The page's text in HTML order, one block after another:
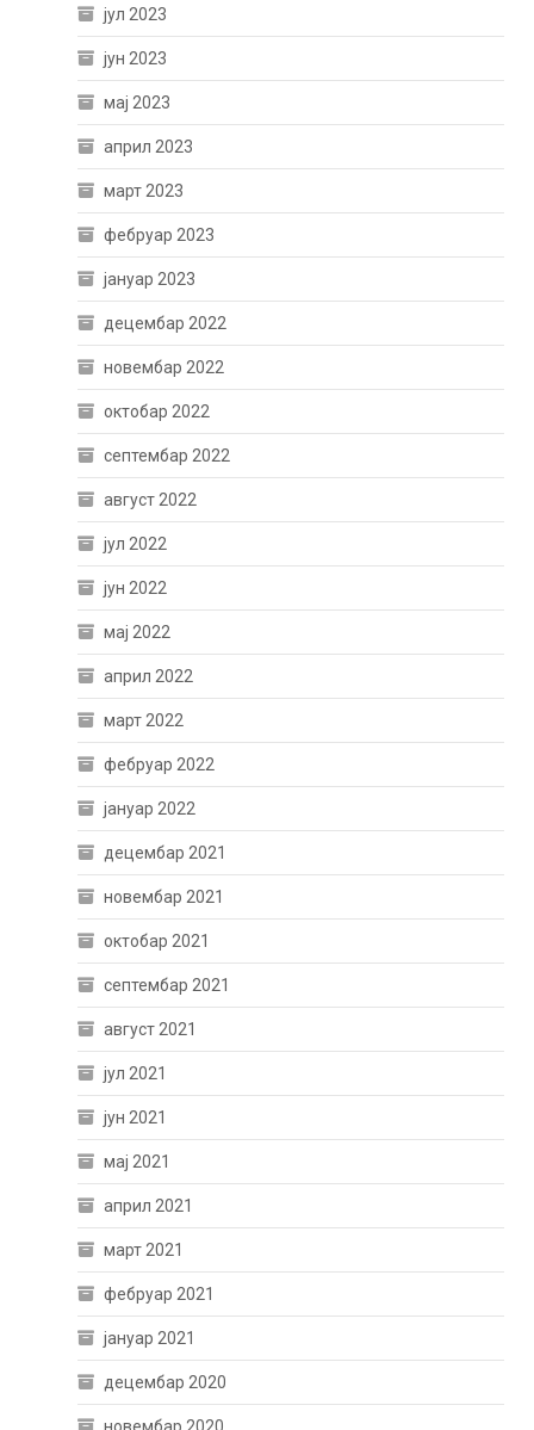
јул 2023
јун 2023
мај 2023
април 2023
март 2023
фебруар 2023
јануар 2023
децембар 2022
новембар 2022
октобар 2022
септембар 2022
август 2022
јул 2022
јун 2022
мај 2022
април 2022
март 2022
фебруар 2022
јануар 2022
децембар 2021
новембар 2021
октобар 2021
септембар 2021
август 2021
јул 2021
јун 2021
мај 2021
април 2021
март 2021
фебруар 2021
јануар 2021
децембар 2020